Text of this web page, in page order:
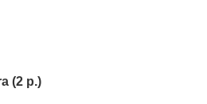
(2 p.)